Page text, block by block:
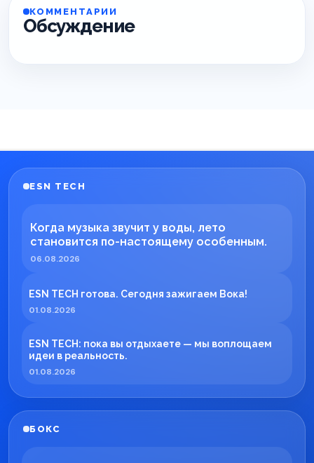
КОММЕНТАРИИ
Обсуждение
ESN TECH
Когда музыка звучит у воды, лето
становится по-настоящему особенным.
06.08.2026
ESN TECH готова. Сегодня зажигаем Вока!
01.08.2026
ESN TECH: пока вы отдыхаете — мы воплощаем
идеи в реальность.
01.08.2026
БОКС